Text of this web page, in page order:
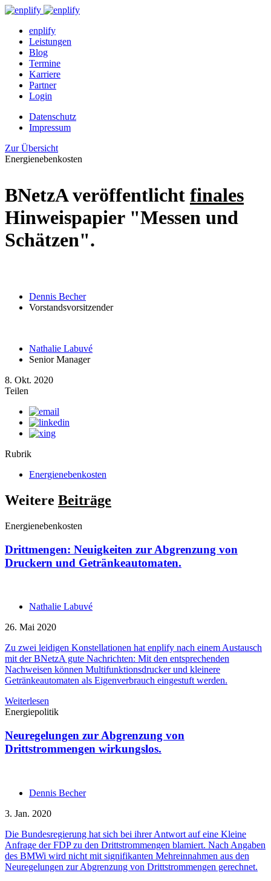
enplify
Leistungen
Blog
Termine
Karriere
Partner
Login
Datenschutz
Impressum
Zur Übersicht
Energienebenkosten
BNetzA veröffentlicht finales
Hinweispapier "Messen und
Schätzen".
Dennis Becher
Vorstandsvorsitzender
Nathalie Labuvé
Senior Manager
8. Okt. 2020
Teilen
Rubrik
Energienebenkosten
Weitere Beiträge
Energienebenkosten
Drittmengen: Neuigkeiten zur Abgrenzung von
Druckern und Getränkeautomaten.
Nathalie Labuvé
26. Mai 2020
Zu zwei leidigen Konstellationen hat enplify nach einem Austausch
mit der BNetzA gute Nachrichten: Mit den entsprechenden
Nachweisen können Multifunktionsdrucker und kleinere
Getränkeautomaten als Eigenverbrauch eingestuft werden.
Weiterlesen
Energiepolitik
Neuregelungen zur Abgrenzung von
Drittstrommengen wirkungslos.
Dennis Becher
3. Jan. 2020
Die Bundesregierung hat sich bei ihrer Antwort auf eine Kleine
Anfrage der FDP zu den Drittstrommengen blamiert. Nach Angaben
des BMWi wird nicht mit signifikanten Mehreinnahmen aus den
Neuregelungen zur Abgrenzung von Drittstrommengen gerechnet.